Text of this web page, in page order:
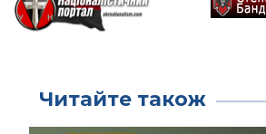
Читайте також